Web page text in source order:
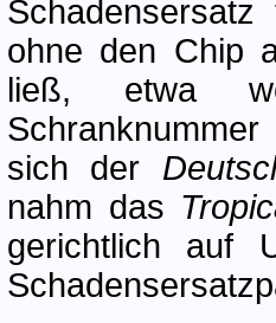
ohne den Chip
ließ, etwa
sich der
nahm das
gerichtlich auf